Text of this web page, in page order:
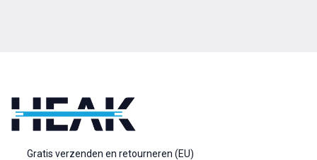
Gratis verzenden en retourneren (EU)